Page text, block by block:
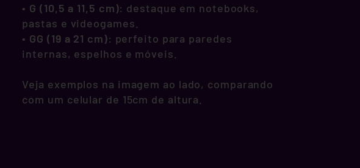
• G (10,5 a 11,5 cm): destaque em notebooks,
pastas e videogames.
• GG (19 a 21 cm): perfeito para paredes
internas, espelhos e móveis.
Veja exemplos na imagem ao lado, comparando
com um celular de 15cm de altura.